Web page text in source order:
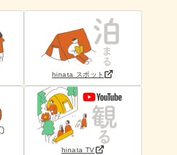
hinata スポット
hinata TV